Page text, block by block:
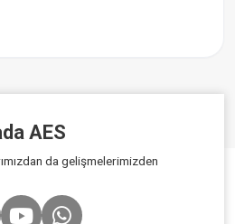
AES
da gelişmelerimizden